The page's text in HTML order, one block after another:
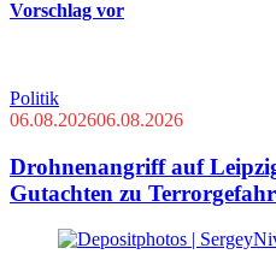
Vorschlag vor
Politik
06.08.202606.08.2026
Drohnenangriff auf
Gutachten zu